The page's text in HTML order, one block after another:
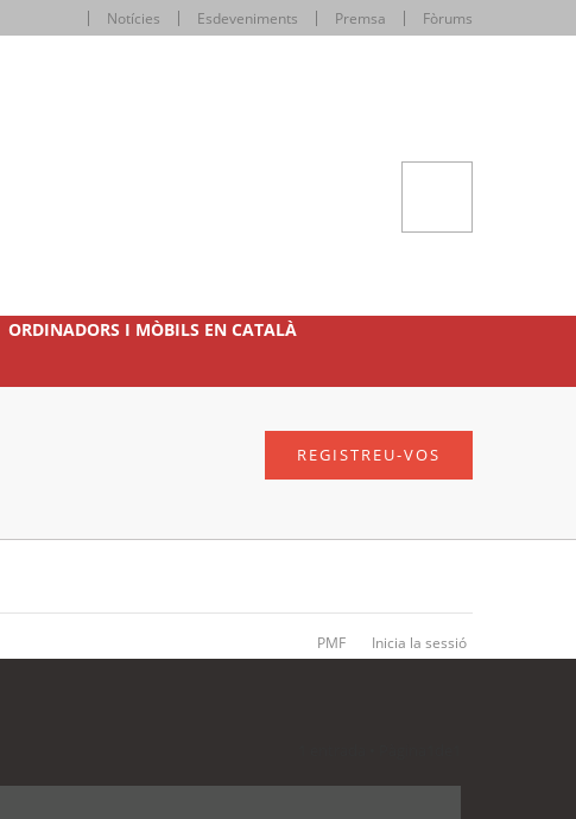
Notícies Esdeveniments Premsa Fòrums
ORDINADORS I MÒBILS EN CATALÀ
REGISTREU-VOS
PMF Inicia la sessió